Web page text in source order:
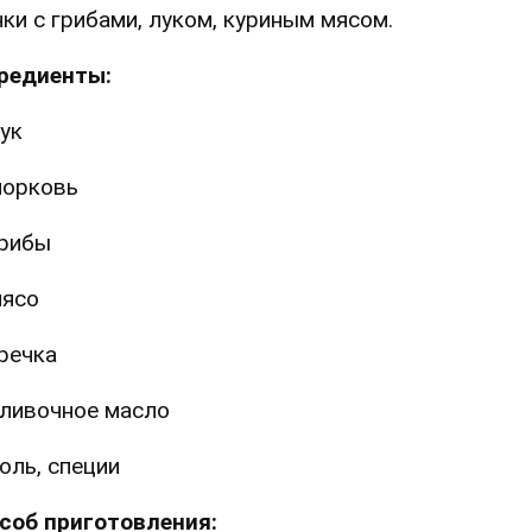
с грибами, луком, куриным мясом.
масло
специи
приготовления: